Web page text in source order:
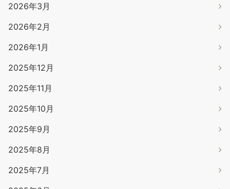
2026年3月
2026年2月
2026年1月
2025年12月
2025年11月
2025年10月
2025年9月
2025年8月
2025年7月